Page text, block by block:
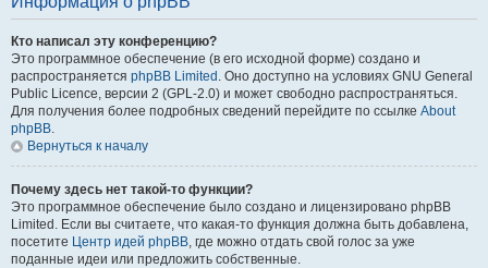
Кто написал эту конференцию?
Это программное обеспечение (в его исходной форме) создано и
распространяется phpBB Limited . Оно доступно на условиях GNU General
Public Licence, версии 2 (GPL-2.0) и может свободно распространяться.
Для получения более подробных сведений перейдите по ссылке About
phpBB.
Вернуться к началу
Почему здесь нет такой-то функции?
Это программное обеспечение было создано и лицензировано phpBB
Limited. Если вы считаете, что какая-то функция должна быть добавлена,
посетите Центр идей phpBB, где можно отдать свой голос за уже
поданные идеи или предложить собственные.